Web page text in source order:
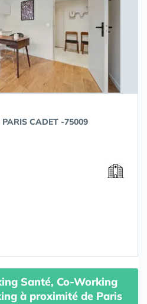
CADET -75009
Santé, Co-Working
à proximité de Paris